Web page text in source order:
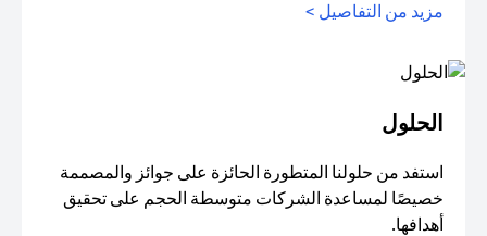
مزيد من التفاصيل >
الحلول
استفد من حلولنا المتطورة الحائزة على جوائز والمصممة
خصيصًا لمساعدة الشركات متوسطة الحجم على تحقيق
أهدافها.